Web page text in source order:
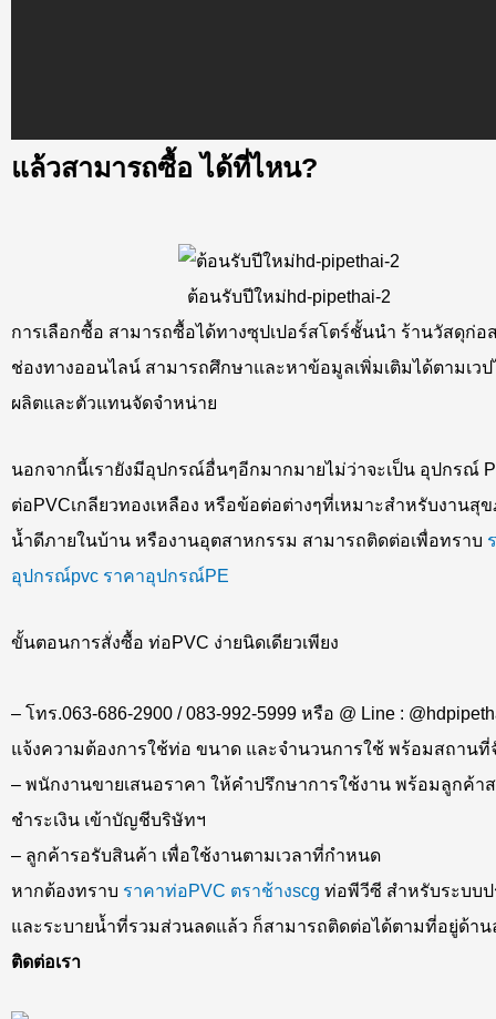
แล้วสามารถซื้อ ได้ที่ไหน?
ต้อนรับปีใหม่hd-pipethai-2
การเลือกซื้อ สามารถซื้อได้ทางซุปเปอร์สโตร์ชั้นนำ ร้านวัสดุก่อ
ช่องทางออนไลน์ สามารถศึกษาและหาข้อมูลเพิ่มเติมได้ตามเว
ผลิตและตัวแทนจัดจำหน่าย
นอกจากนี้เรายังมีอุปกรณ์อื่นๆอีกมากมายไม่ว่าจะเป็น อุปกรณ์
ต่อPVCเกลียวทองเหลือง หรือข้อต่อต่างๆที่เหมาะสำหรับงาน
น้ำดีภายในบ้าน หรืองานอุตสาหกรรม สามารถติดต่อเพื่อทราบ
อุปกรณ์pvc ราคาอุปกรณ์PE
ขั้นตอนการสั่งซื้อ ท่อPVC ง่ายนิดเดียวเพียง
– โทร.063-686-2900 / 083-992-5999 หรือ @ Line :
แจ้งความต้องการใช้ท่อ ขนาด และจำนวนการใช้ พร้อมสถานที่
– พนักงานขายเสนอราคา ให้คำปรึกษาการใช้งาน พร้อมลูกค้า
ชำระเงิน เข้าบัญชีบริษัทฯ
– ลูกค้ารอรับสินค้า เพื่อใช้งานตามเวลาที่กำหนด
หากต้องทราบ ราคาท่อPVC ตราช้างscg ท่อพีวีซี สำหรับระบบป
และระบายน้ำที่รวมส่วนลดแล้ว ก็สามารถติดต่อได้ตามที่อยู่ด้า
ติดต่อเรา